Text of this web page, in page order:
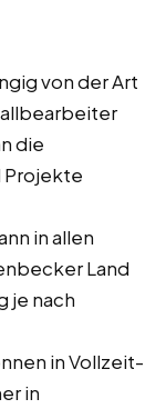
von der Art
die
Projekte
in allen
Land
je nach
in Vollzeit-
in